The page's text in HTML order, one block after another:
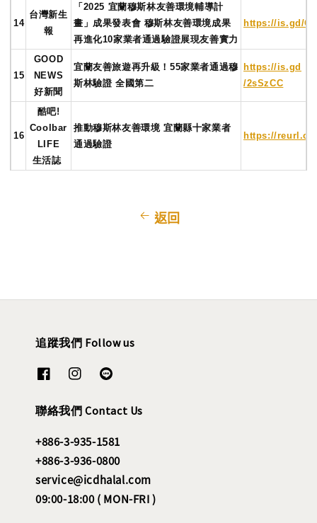
14
台灣新生
報
「2025 宜蘭穆斯林友善環境輔導計
畫」成果發表會 穆斯林友善環境成果
再進化10家業者通過驗證展現友善實力
https://is.gd/
15
GOOD
NEWS
好新聞
宜蘭友善旅遊再升級！55家業者通過穆
斯林驗證 全國第二
https://is.gd
/2sSzCC
16
酷吧!
Coolbar
LIFE
生活誌
推動穆斯林友善環境 宜蘭縣十家業者
通過驗證
https://reurl.cc/
返回
追蹤我們 Follow us
聯絡我們 Contact Us
+886-3-935-1581
+886-3-936-0800
service@icdhalal.com
09:00-18:00 ( MON-FRI )